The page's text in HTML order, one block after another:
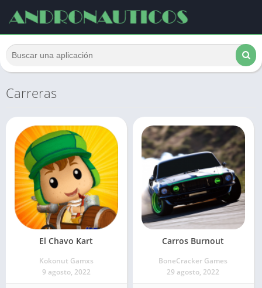
Carreras
El Chavo Kart
Kokonut Gamxs
9 agosto, 2022
Carros Burnout
BoneCracker Games
29 agosto, 2022